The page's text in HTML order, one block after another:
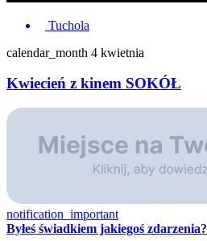
Tuchola
calendar_month 4 kwietnia
Kwiecień z kinem SOKÓŁ
notification_important
Byłeś świadkiem jakiegoś zdarzenia?